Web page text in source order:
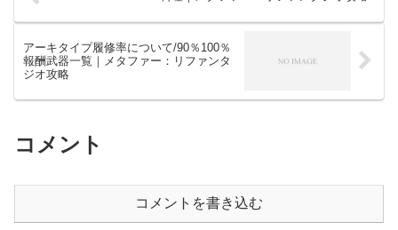
アーキタイプ履修率について/90％100％
報酬武器一覧｜メタファー：リファンタ
ジオ攻略
コメント
コメントを書き込む